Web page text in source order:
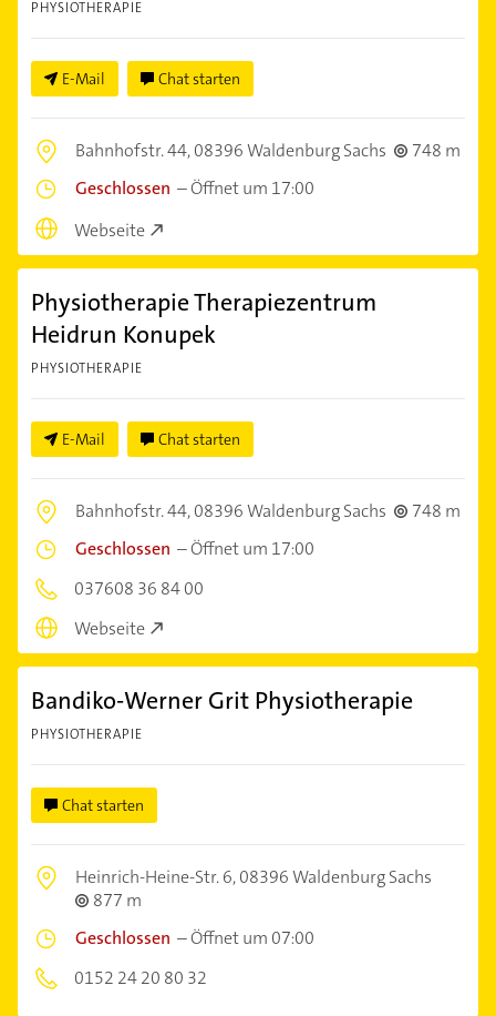
PHYSIOTHERAPIE
E-Mail Chat starten
Bahnhofstr. 44,08396 Waldenburg Sachs
748 m
Geschlossen –Öffnet um 17:00
Webseite
Physiotherapie Therapiezentrum
Heidrun Konupek
PHYSIOTHERAPIE
E-Mail Chat starten
Bahnhofstr. 44,08396 Waldenburg Sachs
748 m
Geschlossen –Öffnet um 17:00
037608 36 84 00
Webseite
Bandiko-Werner Grit Physiotherapie
PHYSIOTHERAPIE
Chat starten
Heinrich-Heine-Str. 6,08396 Waldenburg Sachs
877 m
Geschlossen –Öffnet um 07:00
0152 24 20 80 32